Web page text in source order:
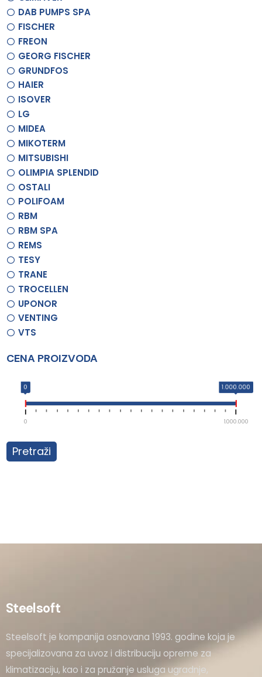
DAB PUMPS SPA
FISCHER
FREON
GEORG FISCHER
GRUNDFOS
HAIER
ISOVER
LG
MIDEA
MIKOTERM
MITSUBISHI
OLIMPIA SPLENDID
OSTALI
POLIFOAM
RBM
RBM SPA
REMS
TESY
TRANE
TROCELLEN
UPONOR
VENTING
VTS
CENA PROIZVODA
0 1.000.000
0 1.000.000
Pretraži
Steelsoft
Steelsoft je kompanija osnovana 1993. godine koja je
specijalizovana za uvoz i distribuciju opreme za
klimatizaciju, kao i za pružanje usluga ugradnje,